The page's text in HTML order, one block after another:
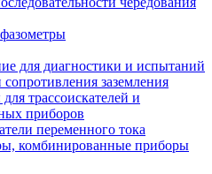
для диагностики и испытаний
заземления
трассоискателей и
приборов
переменного тока
комбинированные приборы